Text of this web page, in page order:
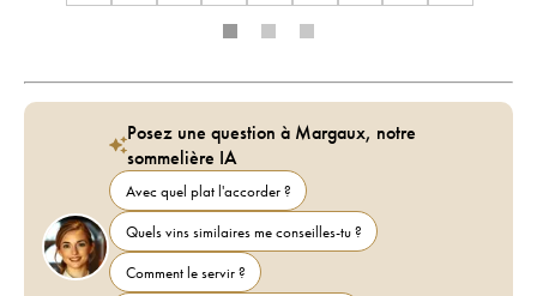
Posez une question à Margaux, notre
sommelière IA
Avec quel plat l'accorder ?
Quels vins similaires me conseilles-tu ?
Comment le servir ?